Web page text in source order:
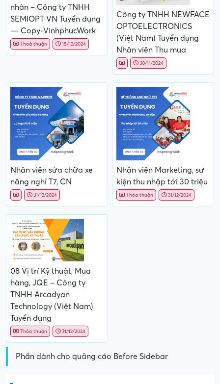
nhân – Công ty TNHH
SEMIOPT VN Tuyển dụng
— Copy-VinhphucWork
Thoả thuận 15/12/2024
Công ty TNHH NEWFACE
OPTOELECTRONICS
(Việt Nam) Tuyển dụng
Nhân viên Thu mua
30/11/2024
Nhân viên sửa chữa xe
nâng nghỉ T7, CN
31/12/2024
Nhân viên Marketing, sự
kiện thu nhập tới 30 triệu
Thỏa thuận 31/12/2024
08 Vị trí Kỹ thuật, Mua
hàng, JQE – Công ty
TNHH Arcadyan
Technology (Việt Nam)
Tuyển dụng
Thỏa thuận 31/12/2024
Phần dành cho quảng cáo Before Sidebar